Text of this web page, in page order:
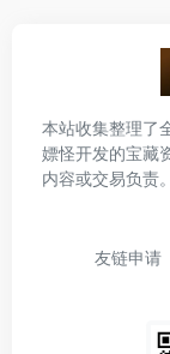
本站收集整理了
嫖怪开发的宝藏
内容或交易负责
友链申请